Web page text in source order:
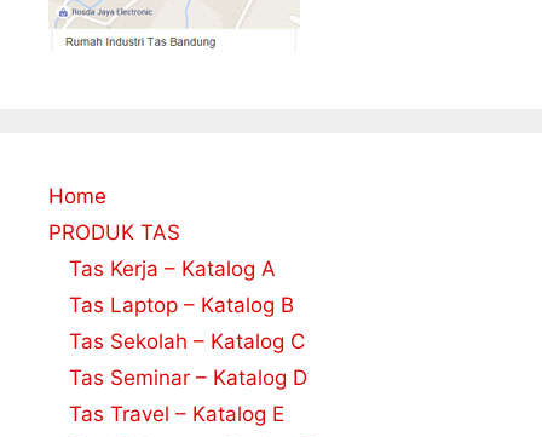
Home
PRODUK TAS
Tas Kerja – Katalog A
Tas Laptop – Katalog B
Tas Sekolah – Katalog C
Tas Seminar – Katalog D
Tas Travel – Katalog E